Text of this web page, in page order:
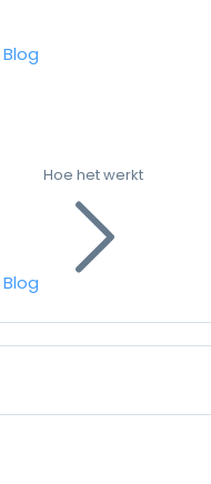
Blog
Blog
Hoe het werkt